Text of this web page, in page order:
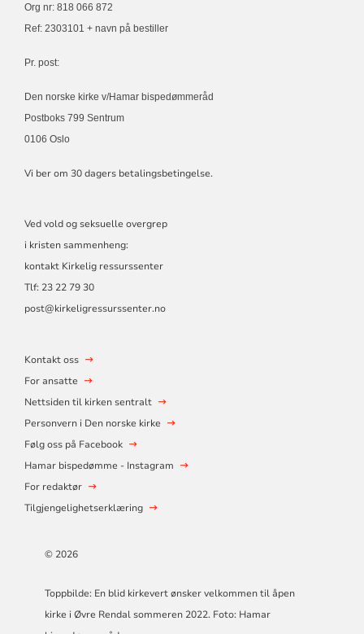
Org nr: 818 066 872
Ref: 2303101 + navn på bestiller
Pr. post:
Den norske kirke v/Hamar bispedømmeråd
Postboks 799 Sentrum
0106 Oslo
Vi ber om 30 dagers betalingsbetingelse.
Ved vold og seksuelle overgrep
i kristen sammenheng:
kontakt Kirkelig ressurssenter
Tlf: 23 22 79 30
post@kirkeligressurssenter.no
Kontakt oss
For ansatte
Nettsiden til kirken sentralt
Personvern i Den norske kirke
Følg oss på Facebook
Hamar bispedømme - Instagram
For redaktør
Tilgjengelighetserklæring
© 2026
Toppbilde: En blid kirkevert ønsker velkommen til åpen
kirke i Øvre Rendal sommeren 2022. Foto: Hamar